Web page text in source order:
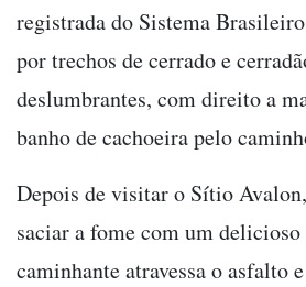
registrada do Sistema
por trechos de cerrado e
deslumbrantes, com direito a
banho de cachoeira pelo
Depois de visitar o Sítio
saciar a fome com um
caminhante atravessa o asfalto